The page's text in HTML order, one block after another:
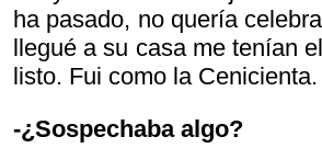
ha pasado, no quería
llegué a su casa me tenían
listo. Fui como la Cenicienta.
-¿Sospechaba algo?